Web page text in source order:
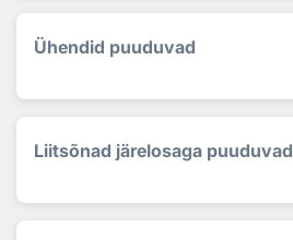
Ühendid puuduvad
Liitsõnad järelosaga puuduvad